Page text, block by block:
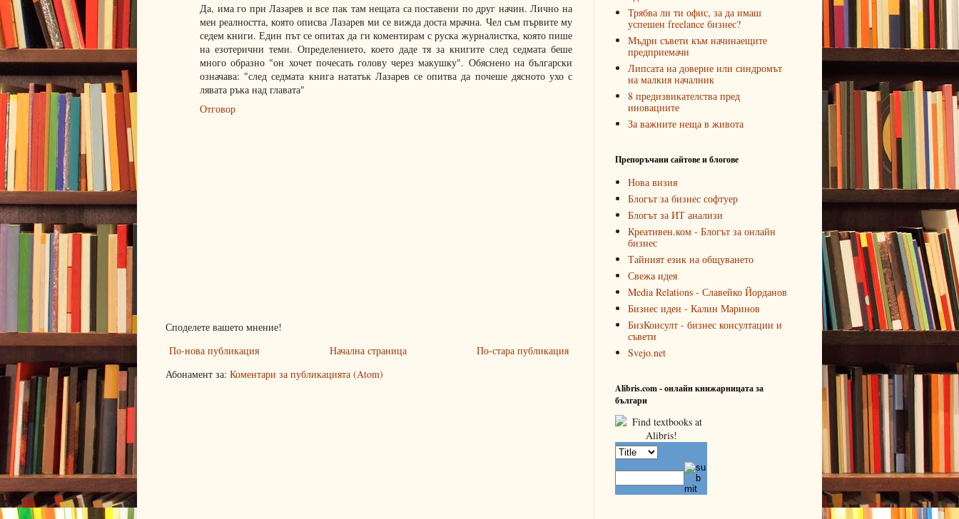
Да, има го при Лазарев и все пак там нещата са поставени по друг начин. Лично на
мен реалността, която описва Лазарев ми се вижда доста мрачна. Чел съм първите му
седем книги. Един път се опитах да ги коментирам с руска журналистка, която пише
на езотерични теми. Определението, което даде тя за книгите след седмата беше
много образно "он хочет почесать голову через макушку". Обяснено на български
означава: "след седмата книга нататък Лазарев се опитва да почеше дясното ухо с
лявата ръка над главата"
Отговор
Споделете вашето мнение!
По-нова публикация
По-стара публикация
Начална страница
Абонамент за: Коментари за публикацията (Atom)
Трябва ли ти офис, за да имаш
успешен freelance бизнес?
Мъдри съвети към начинаещите
предприемачи
Липсата на доверие или синдромът
на малкия началник
8 предизвикателства пред
иновациите
За важните неща в живота
Препоръчани сайтове и блогове
Нова визия
Блогът за бизнес софтуер
Блогът за ИТ анализи
Креативен.ком - Блогът за онлайн
бизнес
Тайният език на общуването
Свежа идея
Media Relations - Славейко Йорданов
Бизнес идеи - Калин Маринов
БизКонсулт - бизнес консултации и
съвети
Svejo.net
Alibris.com - онлайн книжарницата за
българи